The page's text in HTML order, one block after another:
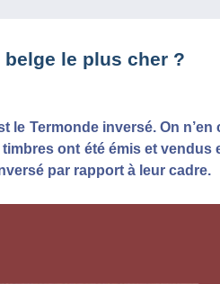
le plus cher ?
le Termonde inversé. On
ont été émis et vendus
par rapport à leur cadre.